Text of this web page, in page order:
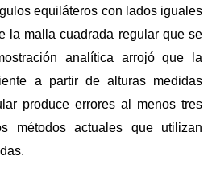
equiláteros con lados iguales
la malla cuadrada regular que se
analítica arrojó que la
a partir de alturas medidas
produce errores al menos tres
métodos actuales que utilizan